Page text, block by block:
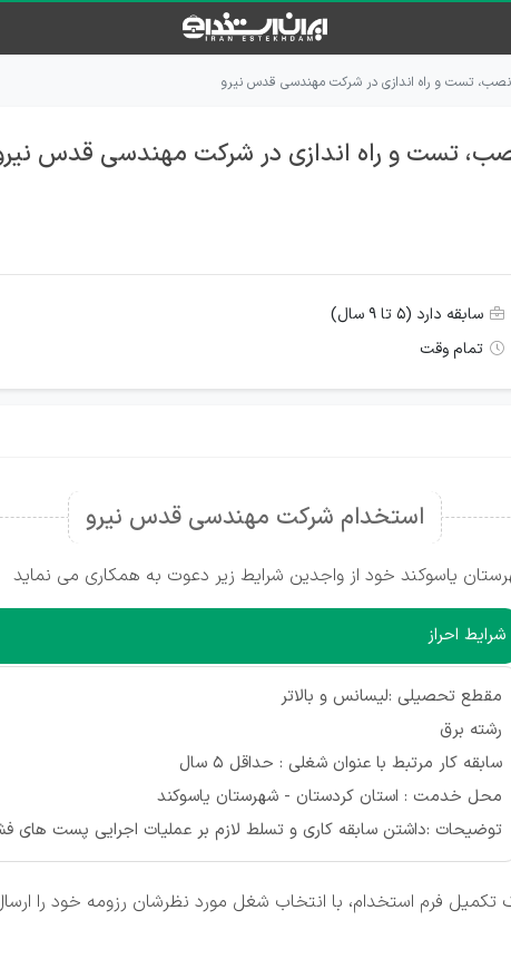
نصب، تست و راه اندازی در شرکت مهندسی قدس نیرو
تست و راه اندازی در شرکت مهندسی قدس
سابقه دارد (۵ تا ۹ سال)
تمام وقت
استخدام شرکت مهندسی قدس نیرو
ياسوكند خود از واجدین شرایط زیر دعوت به همکاری می نماید
شرایط احراز
مقطع تحصيلی :لیسانس و بالاتر
رشته برق
سابقه کار مرتبط با عنوان شغلی : حداقل 5 سال
محل خدمت : استان كردستان - شهرستان ياسوكند
توضیحات :داشتن سابقه كاری و تسلط لازم بر عمليات اجرايی پست های
فرم استخدام، با انتخاب شغل مورد نظرشان رزومه خود را